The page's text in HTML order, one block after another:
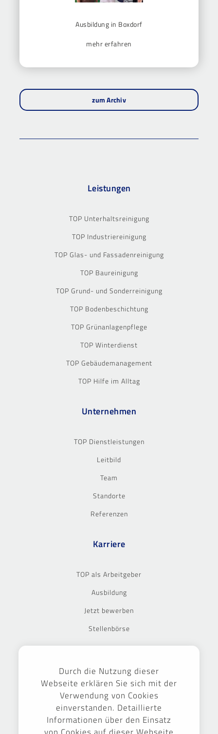
Ausbildung in Boxdorf
mehr erfahren
zum Archiv
Leistungen
TOP Unterhaltsreinigung
TOP Industriereinigung
TOP Glas- und Fassadenreinigung
TOP Baureinigung
TOP Grund- und Sonderreinigung
TOP Bodenbeschichtung
TOP Grünanlagenpflege
TOP Winterdienst
TOP Gebäudemanagement
TOP Hilfe im Alltag
Unternehmen
TOP Dienstleistungen
Leitbild
Team
Standorte
Referenzen
Karriere
TOP als Arbeitgeber
Ausbildung
Jetzt bewerben
Stellenbörse
Durch die Nutzung dieser
Webseite erklären Sie sich mit der
Verwendung von Cookies
einverstanden. Detaillierte
Informationen über den Einsatz